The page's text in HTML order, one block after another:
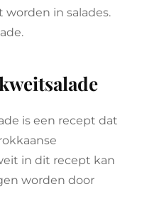
in salades.
is een recept dat
in dit recept kan
worden door